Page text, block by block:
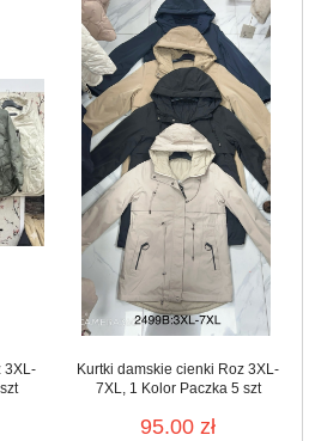
3XL-
Kurtki damskie cienki Roz 3XL-
7XL, 1 Kolor Paczka 5 szt
95.00 zł